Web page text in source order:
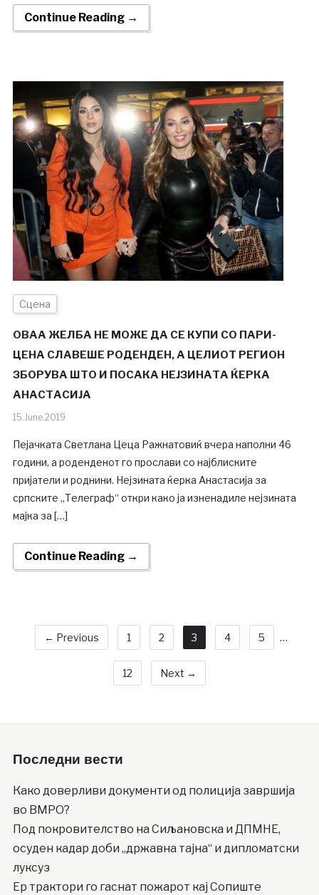
Continue Reading →
Сцена
ОВАА ЖЕЛБА НЕ МОЖЕ ДА СЕ КУПИ СО ПАРИ-
ЦЕНА СЛАВЕШЕ РОДЕНДЕН, А ЦЕЛИОТ РЕГИОН
ЗБОРУВА ШТО И ПОСАКА НЕЈЗИНАТА ЌЕРКА
АНАСТАСИЈА
15.June.2019
Пејачката Светлана Цеца Ражнатовиќ вчера наполни 46
години, а роденденот го прослави со најблиските
пријатели и роднини. Нејзината ќерка Анастасија за
српските „Телеграф“ откри како ја изненадиле нејзината
мајка за […]
Continue Reading →
← Previous 1 2 3 4 5 …
12 Next →
Последни вести
Како доверливи документи од полиција завршија
во ВМРО?
Под покровителство на Сиљановска и ДПМНЕ,
осуден кадар доби „државна тајна“ и дипломатски
луксуз
Ер трактори го гаснат пожарот кај Сопиште